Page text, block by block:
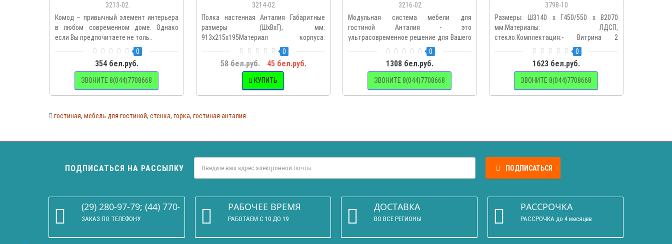
3213-02
Комод – привычный элемент интерьера
в любом современном доме. Однако
если Вы предпочитаете не толь..
0
354 бел.руб.
ЗВОНИТЕ 8(044)7708668
3214-02
Полка настенная Анталия Габаритные
размеры (ШхВхГ), мм:
913х215х195Материал корпуса:
МДФЦвет ко..
0
58 бел.руб. 45 бел.руб.
КУПИТЬ
3216-02
Модульная система мебели для
гостиной Анталия - это
ультрасовременное решение для Вашего
0
1308 бел.руб.
ЗВОНИТЕ 8(044)7708668
3798-10
Размеры: Ш3140 х Г450/550 х В2070
мм.Материалы: ЛДСП,
стекло.Комплектация:- Витрина 2
Мадрид - Ш1840..
0
1623 бел.руб.
ЗВОНИТЕ 8(044)7708668
гостиная, мебель для гостиной, стенка, горка, гостиная анталия
ПОДПИСАТЬСЯ НА РАССЫЛКУ ПОДПИСАТЬСЯ
(29) 280-97-79; (44) 770-86-68
ЗАКАЗ ПО ТЕЛЕФОНУ
РАБОЧЕЕ ВРЕМЯ
РАБОТАЕМ С 10 ДО 19
ДОСТАВКА
ВО ВСЕ РЕГИОНЫ
РАССРОЧКА
РАССРОЧКА до 4 месяцев